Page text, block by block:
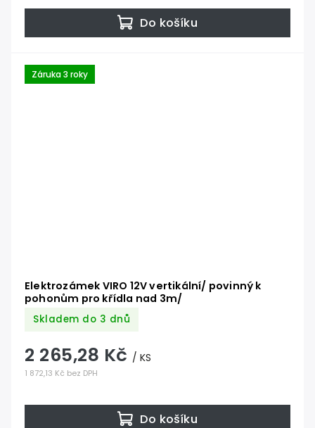
Do košíku
Záruka 3 roky
Elektrozámek VIRO 12V vertikální/ povinný k
pohonům pro křídla nad 3m/
Skladem do 3 dnů
1 872,13 Kč bez DPH
2 265,28 Kč / KS
Do košíku